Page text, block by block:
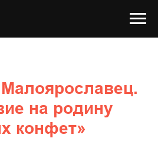
на родину
конфет»